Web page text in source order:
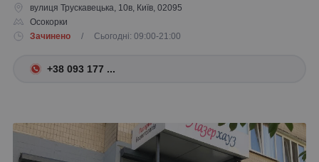
вулиця Трускавецька, 10в, Київ, 02095
Осокорки
Зачинено
/ Сьогодні: 09:00-21:00
+38 093 177 ...